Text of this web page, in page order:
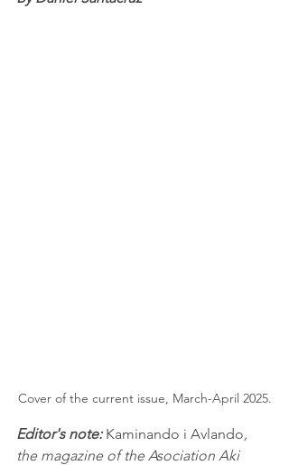
Cover of the current issue, March-April 2025.
Editor's note: Kaminando i Avlando,
the magazine of the Asociation Aki